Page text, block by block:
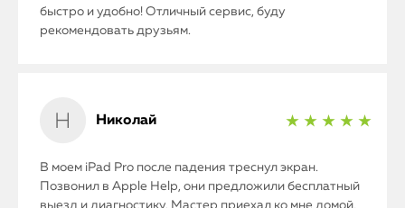
быстро и удобно! Отличный сервис, буду
рекомендовать друзьям.
Николай ★ ★ ★ ★ ★
В моем iPad Pro после падения треснул экран.
Позвонил в Apple Help, они предложили бесплатный
выезд и диагностику. Мастер приехал ко мне домой,